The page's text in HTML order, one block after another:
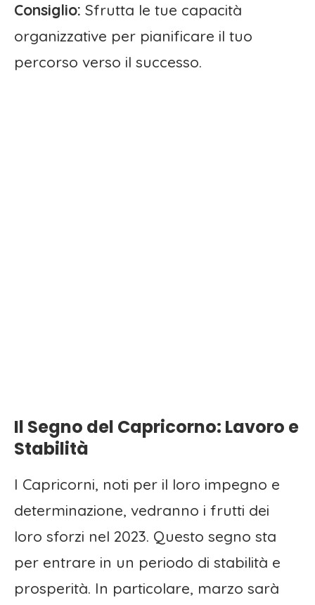
Consiglio: Sfrutta le tue capacità
organizzative per pianificare il tuo
percorso verso il successo.
Il Segno del Capricorno: Lavoro e
Stabilità
I Capricorni, noti per il loro impegno e
determinazione, vedranno i frutti dei
loro sforzi nel 2023. Questo segno sta
per entrare in un periodo di stabilità e
prosperità. In particolare, marzo sarà